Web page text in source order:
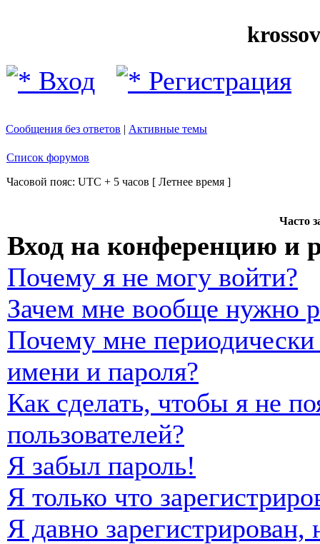
Вход Регистрация
Сообщения без ответов | Активные темы
Список форумов
Часовой пояс: UTC + 5 часов [ Летнее время ]
Часто
Вход на конференцию и
Почему я не могу войти?
Зачем мне вообще нужно
Почему мне периодически
имени и пароля?
Как сделать, чтобы я не
пользователей?
Я забыл пароль!
Я только что
Я давно